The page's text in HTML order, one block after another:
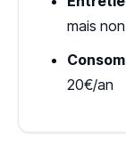
mais
20€/an